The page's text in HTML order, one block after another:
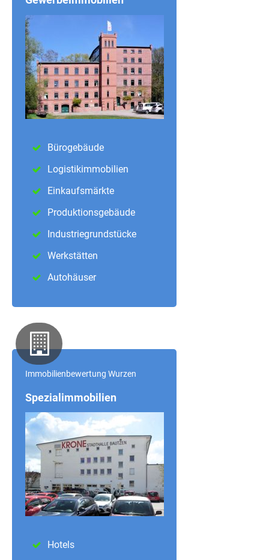
Bürogebäude
Logistikimmobilien
Einkaufsmärkte
Produktionsgebäude
Industriegrundstücke
Werkstätten
Autohäuser
Immobilienbewertung Wurzen
Spezialimmobilien
Hotels